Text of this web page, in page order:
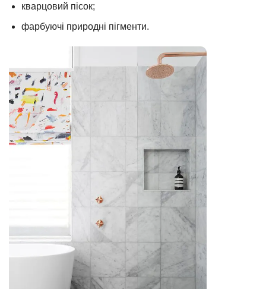
кварцовий пісок;
фарбуючі природні пігменти.